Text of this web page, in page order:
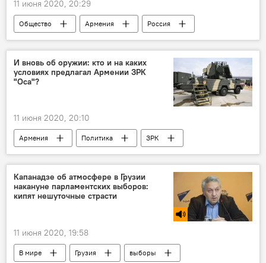
11 июня 2020, 20:29
Общество Армения
Россия
В мире
И вновь об оружии: кто и на каких
условиях предлагал Армении ЗРК
"Оса"?
11 июня 2020, 20:10
Армения Политика
ЗРК
вооружение
Капанадзе об атмосфере в Грузии
накануне парламентских выборов:
кипят нешуточные страсти
11 июня 2020, 19:58
В мире Грузия
выборы